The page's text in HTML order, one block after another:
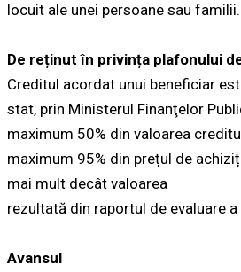
locuit ale unei persoane sau familii.
De reținut în privința plafonului
Creditul acordat unui beneficiar
stat, prin Ministerul Finanţelor
maximum 50% din valoarea
maximum 95% din prețul de
mai mult decât valoarea
rezultată din raportul de evaluare a
Avansul